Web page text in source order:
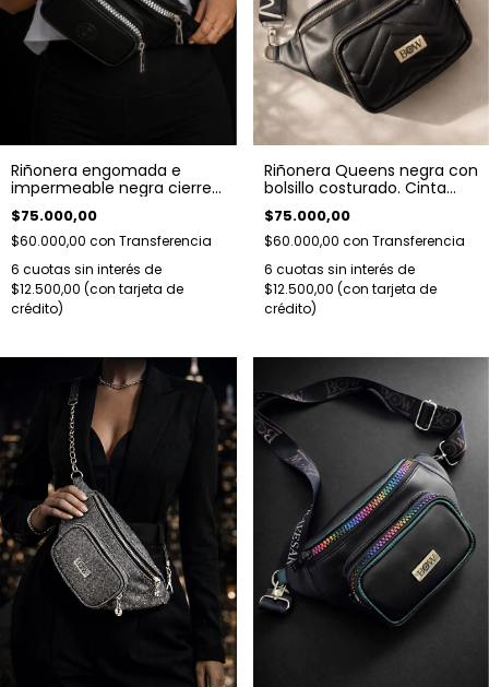
Riñonera engomada e
impermeable negra cierre
plateado enorme
$75.000,00
$60.000,00 con Transferencia
6 cuotas sin interés de
$12.500,00
Riñonera Queens negra con
bolsillo costurado. Cinta
regulable Amour
$75.000,00
$60.000,00 con Transferencia
6 cuotas sin interés de
$12.500,00